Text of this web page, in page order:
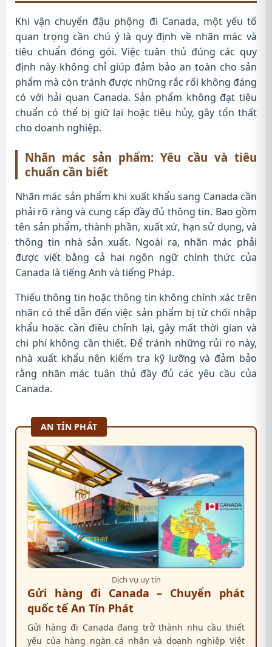
Khi vận chuyển đậu phộng đi Canada, một yếu tố
quan trọng cần chú ý là quy định về nhãn mác và
tiêu chuẩn đóng gói. Việc tuân thủ đúng các quy
định này không chỉ giúp đảm bảo an toàn cho sản
phẩm mà còn tránh được những rắc rối không đáng
có với hải quan Canada. Sản phẩm không đạt tiêu
chuẩn có thể bị giữ lại hoặc tiêu hủy, gây tổn thất
cho doanh nghiệp.
Nhãn mác sản phẩm: Yêu cầu và tiêu
chuẩn cần biết
Nhãn mác sản phẩm khi xuất khẩu sang Canada cần
phải rõ ràng và cung cấp đầy đủ thông tin. Bao gồm
tên sản phẩm, thành phần, xuất xứ, hạn sử dụng, và
thông tin nhà sản xuất. Ngoài ra, nhãn mác phải
được viết bằng cả hai ngôn ngữ chính thức của
Canada là tiếng Anh và tiếng Pháp.
Thiếu thông tin hoặc thông tin không chính xác trên
nhãn có thể dẫn đến việc sản phẩm bị từ chối nhập
khẩu hoặc cần điều chỉnh lại, gây mất thời gian và
chi phí không cần thiết. Để tránh những rủi ro này,
nhà xuất khẩu nên kiểm tra kỹ lưỡng và đảm bảo
rằng nhãn mác tuân thủ đầy đủ các yêu cầu của
Canada.
AN TÍN PHÁT
Dịch vụ uy tín
Gửi hàng đi Canada – Chuyển phát
quốc tế An Tín Phát
Gửi hàng đi Canada đang trở thành nhu cầu thiết
yếu của hàng ngàn cá nhân và doanh nghiệp Việt